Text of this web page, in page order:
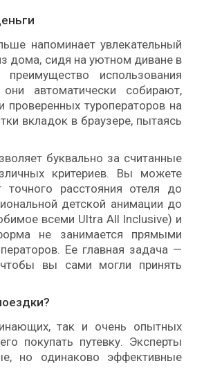
напоминает увлекательный
дома, сидя на уютном диване в
использования
автоматически собирают,
туроператоров на
вкладок в браузере, пытаясь
буквально за считанные
критериев. Вы можете
расстояния отеля до
детской анимации до
всеми Ultra All Inclusive) и
не занимается прямыми
Ее главная задача —
вы сами могли принять
так и очень опытных
покупать путевку. Эксперты
но одинаково эффективные